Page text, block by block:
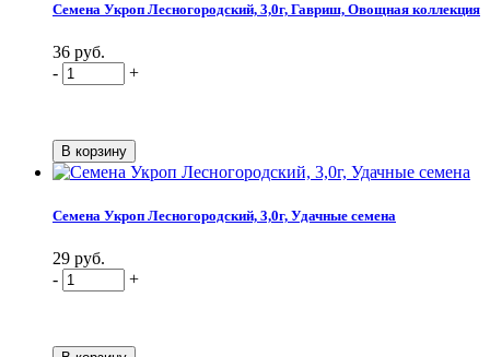
Семена Укроп Лесногородский, 3,0г, Гавриш, Овощная коллекция
36 руб.
-
+
Семена Укроп Лесногородский, 3,0г, Удачные семена
29 руб.
-
+